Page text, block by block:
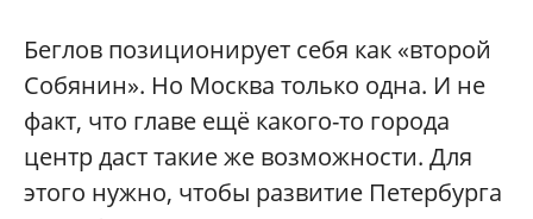
Беглов позиционирует себя как «второй
Собянин». Но Москва только одна. И не
факт, что главе ещё какого-то города
центр даст такие же возможности. Для
этого нужно, чтобы развитие Петербурга